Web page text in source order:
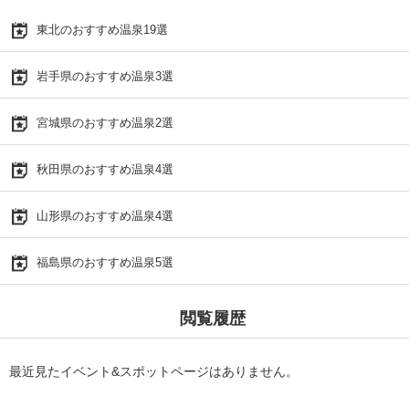
東北のおすすめ温泉19選
岩手県のおすすめ温泉3選
宮城県のおすすめ温泉2選
秋田県のおすすめ温泉4選
山形県のおすすめ温泉4選
福島県のおすすめ温泉5選
閲覧履歴
最近見たイベント&スポットページはありません。